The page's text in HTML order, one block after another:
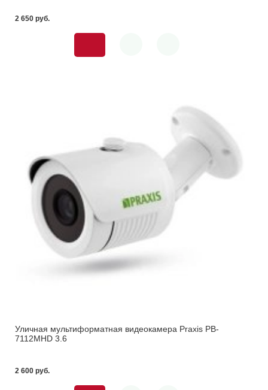
2 650 pуб.
Уличная мультиформатная видеокамера Praxis PB-
7112MHD 3.6
2 600 pуб.